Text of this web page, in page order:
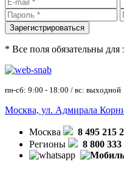
* Все поля обязательны для
пн-сб: 9:00 - 18:00 / вс: выходной
Москва, ул. Адмирала
Москва
8 495 215
Регионы
8 800 333